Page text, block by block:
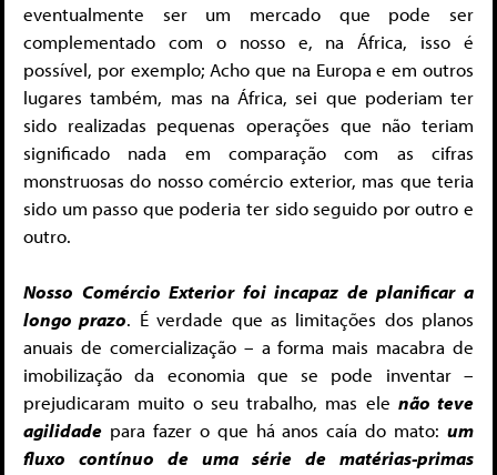
eventualmente ser um mercado que pode ser
complementado com o nosso e, na África, isso é
possível, por exemplo; Acho que na Europa e em outros
lugares também, mas na África, sei que poderiam ter
sido realizadas pequenas operações que não teriam
significado nada em comparação com as cifras
monstruosas do nosso comércio exterior, mas que teria
sido um passo que poderia ter sido seguido por outro e
outro.
Nosso Comércio Exterior foi incapaz de planificar a
longo prazo. É verdade que as limitações dos planos
anuais de comercialização – a forma mais macabra de
imobilização da economia que se pode inventar –
prejudicaram muito o seu trabalho, mas ele não teve
agilidade para fazer o que há anos caía do mato: um
fluxo contínuo de uma série de matérias-primas